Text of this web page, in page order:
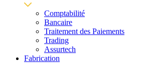
Comptabilité
Bancaire
Traitement des Paiements
Trading
Assurtech
Fabrication